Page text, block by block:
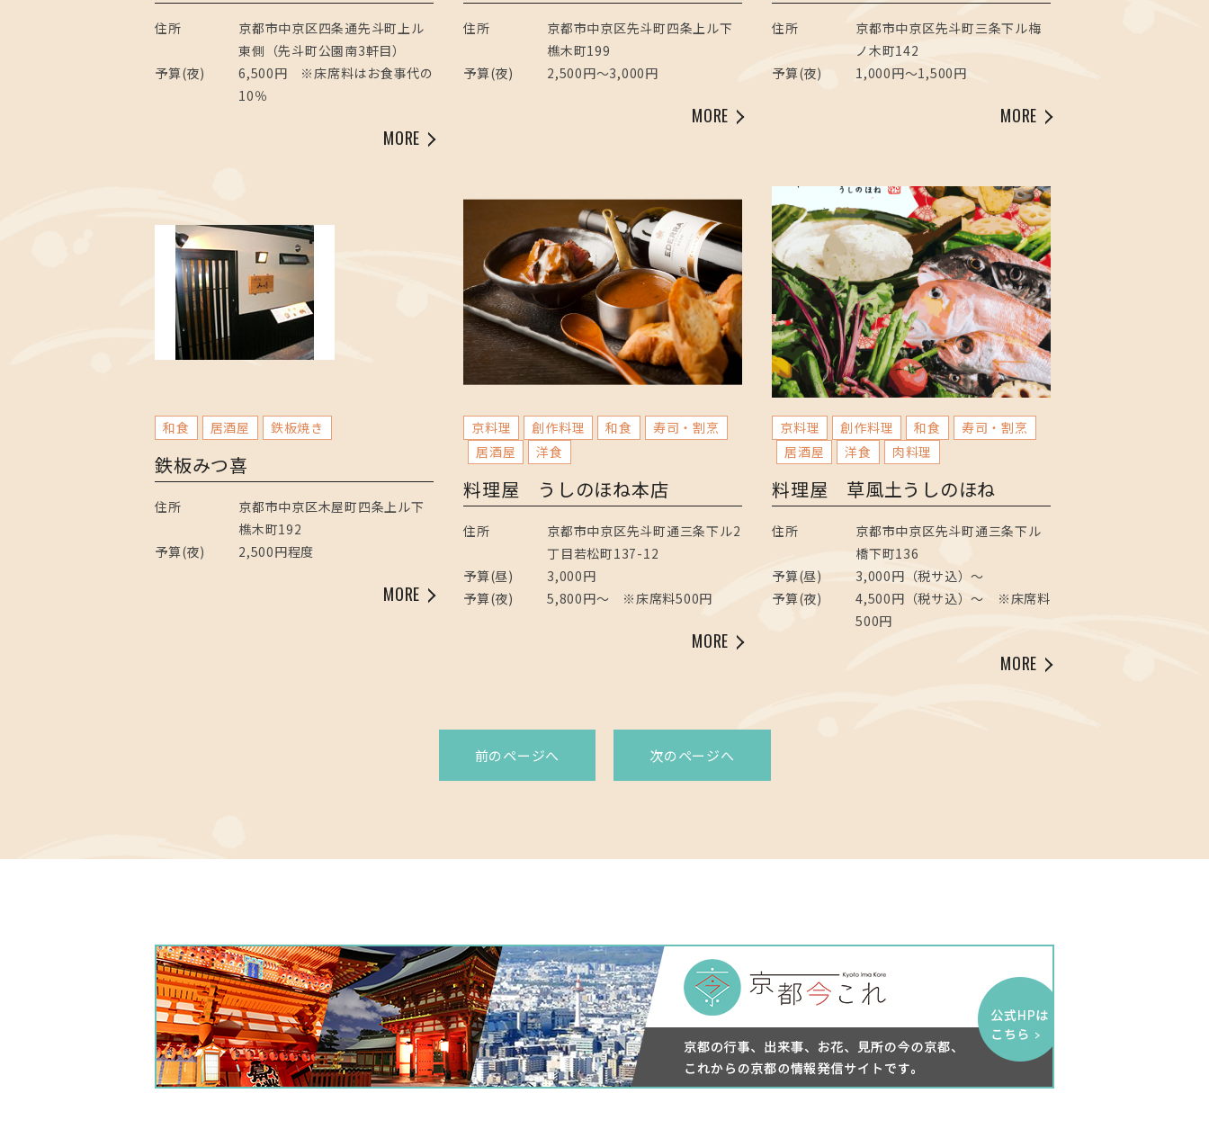
住所
京都市中京区四条通先斗町上ル
東側（先斗町公園南3軒目）
予算(夜)
6,500円 ※床席料はお食事代の
10％
MORE
住所
京都市中京区先斗町四条上ル下
樵木町199
予算(夜)
2,500円～3,000円
MORE
住所
京都市中京区先斗町三条下ル梅
ノ木町142
予算(夜)
1,000円～1,500円
MORE
和食 居酒屋 鉄板焼き
鉄板みつ喜
住所
京都市中京区木屋町四条上ル下
樵木町192
予算(夜)
2,500円程度
MORE
京料理 創作料理 和食
寿司・割烹
居酒屋
洋食
料理屋 うしのほね本店
住所
京都市中京区先斗町通三条下ル2
丁目若松町137-12
予算(昼)
3,000円
予算(夜)
5,800円～ ※床席料500円
MORE
京料理 創作料理 和食
寿司・割烹
居酒屋
洋食 肉料理
料理屋 草風土うしのほね
住所
京都市中京区先斗町通三条下ル
橋下町136
予算(昼)
3,000円（税サ込）〜
予算(夜)
4,500円（税サ込）～ ※床席料
500円
MORE
前のページへ 次のページへ